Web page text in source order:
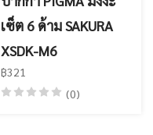
เซ็ต 6 ด้าม SAKURA
XSDK-M6
฿321
(0)